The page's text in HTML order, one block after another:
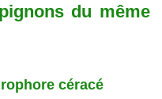
du même
céracé